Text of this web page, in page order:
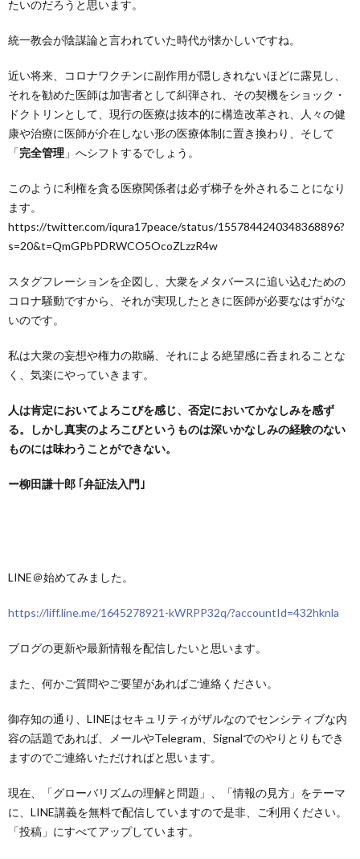
たいのだろうと思います。
統一教会が陰謀論と言われていた時代が懐かしいですね。
近い将来、コロナワクチンに副作用が隠しきれないほどに露見し、
それを勧めた医師は加害者として糾弾され、その契機をショック・
ドクトリンとして、現行の医療は抜本的に構造改革され、人々の健
康や治療に医師が介在しない形の医療体制に置き換わり、そして
「完全管理 」へシフトするでしょう。
このように利権を貪る医療関係者は必ず梯子を外されることになり
ます。
https://twitter.com/iqura17peace/status/1557844240348368896?
s=20&t=QmGPbPDRWCO5OcoZLzzR4w
スタグフレーションを企図し、大衆をメタバースに追い込むための
コロナ騒動ですから、それが実現したときに医師が必要なはずがな
いのです。
私は大衆の妄想や権力の欺瞞、それによる絶望感に呑まれることな
く、気楽にやっていきます。
人は肯定においてよろこびを感じ、否定においてかなしみを感ず
る。しかし真実のよろこびというものは深いかなしみの経験のない
ものには味わうことができない。
ー柳田謙十郎 ｢弁証法入門｣
LINE＠始めてみました。
https://liff.line.me/1645278921-kWRPP32q/?accountId=432hknla
ブログの更新や最新情報を配信したいと思います。
また、何かご質問やご要望があればご連絡ください。
御存知の通り、LINEはセキュリティがザルなのでセンシティブな内
容の話題であれば、メールやTelegram、Signalでのやりとりもでき
ますのでご連絡いただければと思います。
現在、「グローバリズムの理解と問題」、「情報の見方」をテーマ
に、LINE講義を無料で配信していますので是非、ご利用ください。
「投稿」にすべてアップしています。